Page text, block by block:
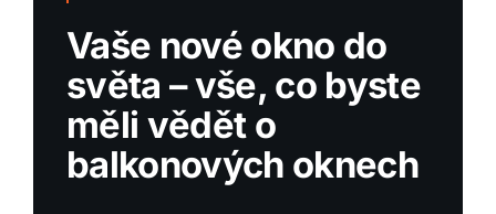
Znalostní báze
Kontakt
Posuvné terasové
dveře pro pohodlné
používání
Vaše nové okno do
světa – vše, co byste
měli vědět o
balkonových oknech